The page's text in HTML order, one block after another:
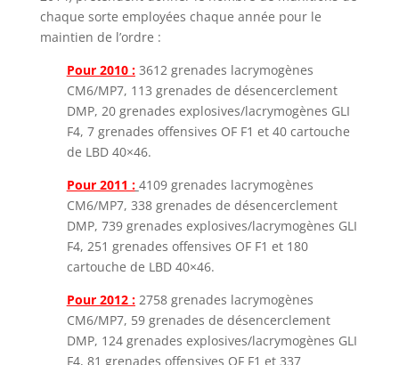
chaque sorte employées chaque année pour le
maintien de l’ordre :
Pour 2010 :3612 grenades lacrymogènes
CM6/MP7, 113 grenades de désencerclement
DMP, 20 grenades explosives/lacrymogènes GLI
F4, 7 grenades offensives OF F1 et 40 cartouche
de LBD 40×46.
Pour 2011 : 4109 grenades lacrymogènes
CM6/MP7, 338 grenades de désencerclement
DMP, 739 grenades explosives/lacrymogènes GLI
F4, 251 grenades offensives OF F1 et 180
cartouche de LBD 40×46.
Pour 2012 :2758 grenades lacrymogènes
CM6/MP7, 59 grenades de désencerclement
DMP, 124 grenades explosives/lacrymogènes GLI
F4, 81 grenades offensives OF F1 et 337